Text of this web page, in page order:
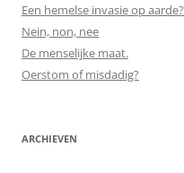
Een hemelse invasie op aarde?
Nein, non, nee
De menselijke maat.
Oerstom of misdadig?
ARCHIEVEN